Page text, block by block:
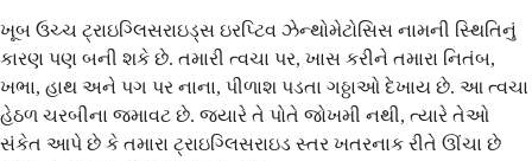
ખૂબ ઉચ્ચ ટ્રાઇગ્લિસરાઇડ્સ ઇરપ્ટિવ ઝેન્થોમેટોસિસ નામની સ્થિતિનું
કારણ પણ બની શકે છે. તમારી ત્વચા પર, ખાસ કરીને તમારા નિતંબ,
ખભા, હાથ અને પગ પર નાના, પીળાશ પડતા ગઠ્ઠાઓ દેખાય છે. આ ત્વચા
હેઠળ ચરબીના જમાવટ છે. જ્યારે તે પોતે જોખમી નથી, ત્યારે તેઓ
સંકેત આપે છે કે તમારા ટ્રાઇગ્લિસરાઇડ સ્તર ખતરનાક રીતે ઊંચા છે